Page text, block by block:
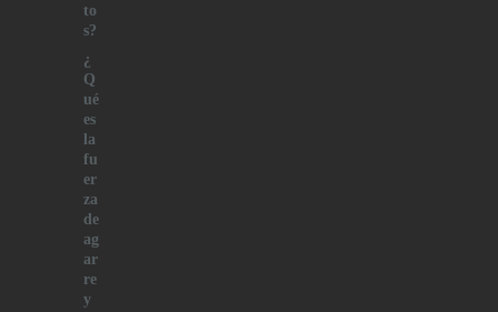
to
s?
¿
Q
ué
es
la
fu
er
za
de
ag
ar
re
y